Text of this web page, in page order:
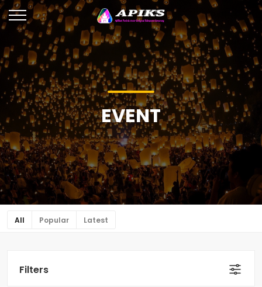
EVENT
All Popular Latest
Filters